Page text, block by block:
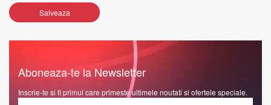
Salveaza
Aboneaza-te la Newsletter
Inscrie-te si fi primul care primeste ultimele noutati si ofertele speciale.